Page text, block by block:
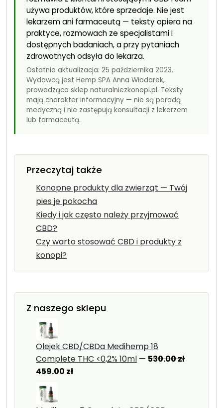
używa produktów, które sprzedaje. Nie jest
lekarzem ani farmaceutą — teksty opiera na
praktyce, rozmowach ze specjalistami i
dostępnych badaniach, a przy pytaniach
zdrowotnych odsyła do lekarza.
Ostatnia aktualizacja: 25 października 2023.
Wydawcą jest Hemp SPA Anna Włodarek,
prowadząca sklep naturalniezkonopi.pl. Teksty
mają charakter informacyjny — nie są poradą
medyczną i nie zastępują konsultacji z lekarzem
lub farmaceutą.
Przeczytaj także
Konopne produkty dla zwierząt — Twój
pies je pokocha
Kiedy i jak często należy przyjmować
CBD?
Czy warto stosować CBD i produkty z
konopi?
Z naszego sklepu
Olejek CBD/CBDa Medihemp 18
Complete THC <0,2% 10ml —530.00zł
459.00 złAktualna